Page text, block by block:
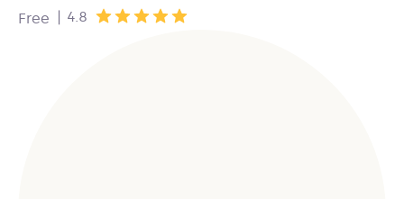
Free | 4.8